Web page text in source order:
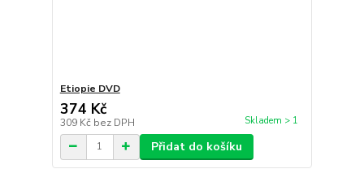
Etiopie DVD
374 Kč
309 Kč bez DPH Skladem > 1
Přidat do košíku